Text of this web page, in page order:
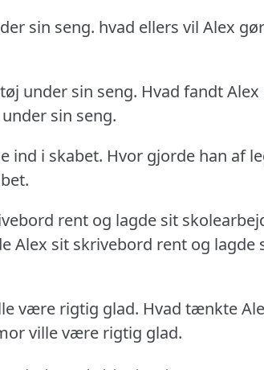
sin seng. hvad ellers vil Alex
under sin seng. Hvad fandt
sin seng.
ind i skabet. Hvor gjorde han af
rent og lagde sit
Alex sit skrivebord rent og lagde
være rigtig glad. Hvad tænkte
ville være rigtig glad.